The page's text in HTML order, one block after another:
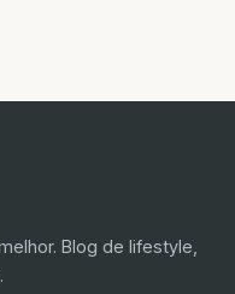
Blog de lifestyle,